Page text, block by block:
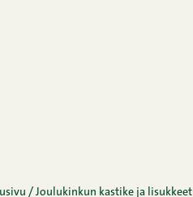
/ Joulukinkun kastike ja lisukkeet